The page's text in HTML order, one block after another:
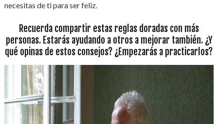
necesitas de ti para ser feliz.
Recuerda compartir estas reglas doradas con más
personas. Estarás ayudando a otros a mejorar también. ¿Y
qué opinas de estos consejos? ¿Empezarás a practicarlos?